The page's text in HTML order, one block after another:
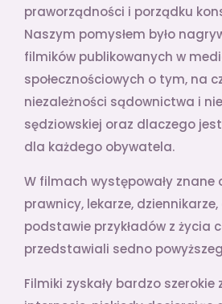
praworządności i porządku
Naszym pomysłem było
filmików publikowanych w
społecznościowych o tym, na
niezależności sądownictwa i
sędziowskiej oraz dlaczego
dla każdego obywatela.
W filmach występowały znane
prawnicy, lekarze,
podstawie przykładów z życia
przedstawiali sedno
Filmiki zyskały bardzo szerokie